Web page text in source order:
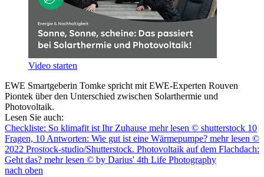
Video starten
EWE Smartgeberin Tomke spricht mit EWE-Experten Rouven
Piontek über den Unterschied zwischen Solarthermie und
Photovoltaik.
Lesen Sie auch:
Checkliste: So klimafit ist Ihr Zuhause mehr lesen © shutterstock 10
Fragen, 10 Antworten: Wie gut ist eine Wärmepumpe? mehr lesen ©
2022 Prostock-studio/Shutterstock. Photovoltaik auf dem Flachdach:
Geht das? mehr lesen © by Darius' 4th Life Photography
nach oben